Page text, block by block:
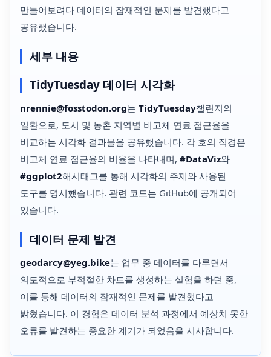
만들어보려다 데이터의 잠재적인 문제를 발견했다고
공유했습니다.
세부 내용
TidyTuesday 데이터 시각화
nrennie@fosstodon.org는 TidyTuesday챌린지의
일환으로, 도시 및 농촌 지역별 비고체 연료 접근율을
비교하는 시각화 결과물을 공유했습니다. 각 호의 직경은
비고체 연료 접근율의 비율을 나타내며, #DataViz와
#ggplot2해시태그를 통해 시각화의 주제와 사용된
도구를 명시했습니다. 관련 코드는 GitHub에 공개되어
있습니다.
데이터 문제 발견
geodarcy@yeg.bike는 업무 중 데이터를 다루면서
의도적으로 부적절한 차트를 생성하는 실험을 하던 중,
이를 통해 데이터의 잠재적인 문제를 발견했다고
밝혔습니다. 이 경험은 데이터 분석 과정에서 예상치 못한
오류를 발견하는 중요한 계기가 되었음을 시사합니다.